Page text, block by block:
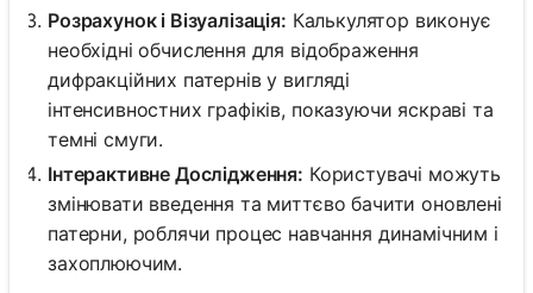
Розрахунок і Візуалізація: Калькулятор виконує
необхідні обчислення для відображення
дифракційних патернів у вигляді
інтенсивностних графіків, показуючи яскраві та
темні смуги.
Інтерактивне Дослідження: Користувачі можуть
змінювати введення та миттєво бачити оновлені
патерни, роблячи процес навчання динамічним і
захоплюючим.